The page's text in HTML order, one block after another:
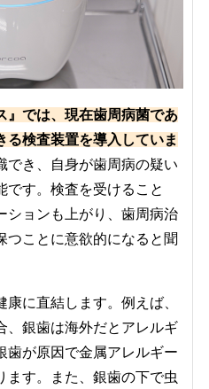
』では、現在歯周病菌であ
検査装置を導入していま
でき、自身が歯周病の疑い
です。検査を受けること
ションも上がり、歯周病治
つことに意欲的になると聞
康に直結します。例えば、
、銀歯は海外だとアレルギ
歯が原因で金属アレルギー
ます。また、銀歯の下で虫